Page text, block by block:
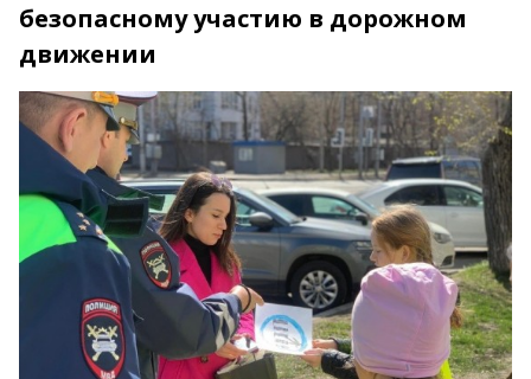
безопасному участию в дорожном
движении